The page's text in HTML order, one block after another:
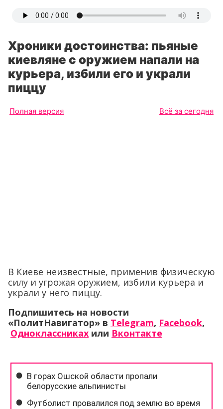
Хроники достоинства: пьяные
киевляне с оружием напали на
курьера, избили его и украли
пиццу
Полная версия Всё за сегодня
В Киеве неизвестные, применив физическую
силу и угрожая оружием, избили курьера и
украли у него пиццу.
Подпишитесь на новости
«ПолитНавигатор» в Telegram, Facebook,
Одноклассниках или Вконтакте